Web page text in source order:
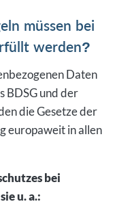
müssen bei
werden?
Daten
BDSG und der
die Gesetze der
europaweit in allen
bei
sie u. a.: